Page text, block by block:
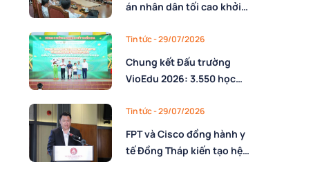
án nhân dân tối cao khởi
số quản trị, phân giao
nhiệm vụ và đánh giá cán
bộ
Tin tức- 29/07/2026
Chung kết Đấu trường
VioEdu 2026: 3.550 học
Tin tức- 29/07/2026
FPT và Cisco đồng hành y
tế Đồng Tháp kiến tạo hệ